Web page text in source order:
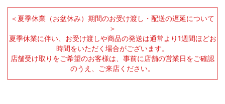
＜夏季休業（お盆休み）期間のお受け渡し・配送の遅延について
＞
夏季休業に伴い、お受け渡しや商品の発送は通常より1週間ほどお
時間をいただく場合がございます。
店舗受け取りをご希望のお客様は、事前に店舗の営業日をご確認
のうえ、ご来店ください。